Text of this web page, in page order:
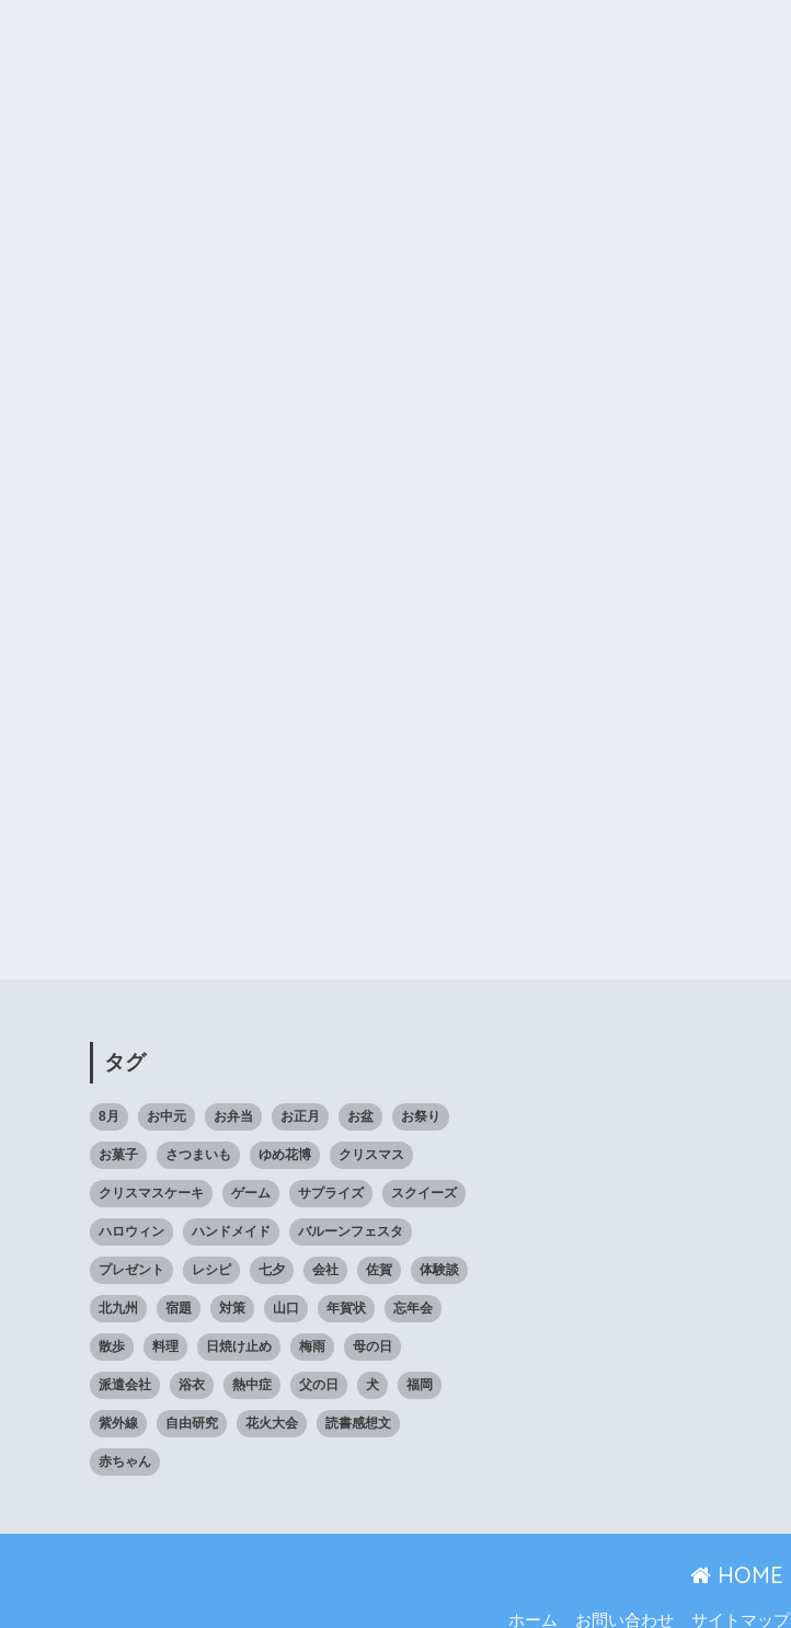
タグ
8月 お中元 お弁当 お正月 お盆 お祭り
お菓子 さつまいも ゆめ花博 クリスマス
クリスマスケーキ ゲーム サプライズ スクイーズ
ハロウィン ハンドメイド バルーンフェスタ
プレゼント レシピ 七夕 会社 佐賀 体験談
北九州 宿題 対策 山口 年賀状 忘年会
散歩 料理 日焼け止め 梅雨 母の日
派遣会社 浴衣 熱中症 父の日 犬 福岡
紫外線 自由研究 花火大会 読書感想文
赤ちゃん
HOME
ホーム お問い合わせ サイトマップ